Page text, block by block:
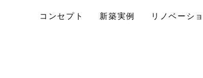
コンセプト 新築実例 リノベーシ